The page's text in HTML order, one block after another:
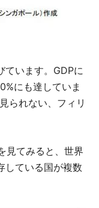
ています。GDPに
にも達していま
られない、フィリ
見てみると、世界
している国が複数